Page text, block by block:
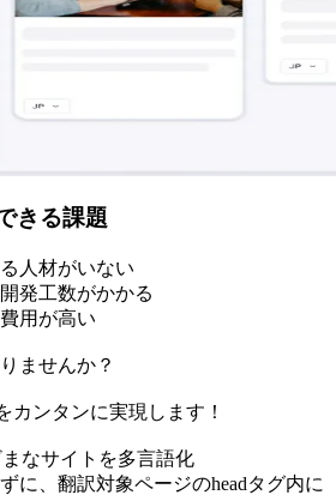
きる課題
人材がいない
発工数がかかる
用が高い
ませんか？
カンタンに実現します！
なサイトを多言語化
に、翻訳対象ページのheadタグ内に